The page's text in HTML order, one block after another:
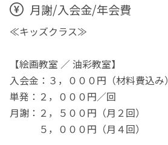
月謝/入会金/年会費
≪キッズクラス≫
【絵画教室 ／ 油彩教室】
入会金：３，０００円（材料費込み）
単発：２，０００円／回
月謝：２，５００円（月２回）
５，０００円（月４回）